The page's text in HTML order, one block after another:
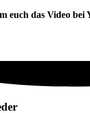
euch das Video bei